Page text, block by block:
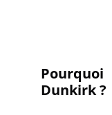
Dunkirk ?